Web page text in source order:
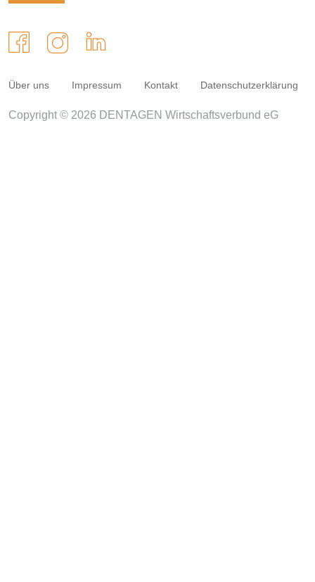
Über uns Impressum Kontakt Datenschutzerklärung
Copyright © 2026 DENTAGEN Wirtschaftsverbund eG